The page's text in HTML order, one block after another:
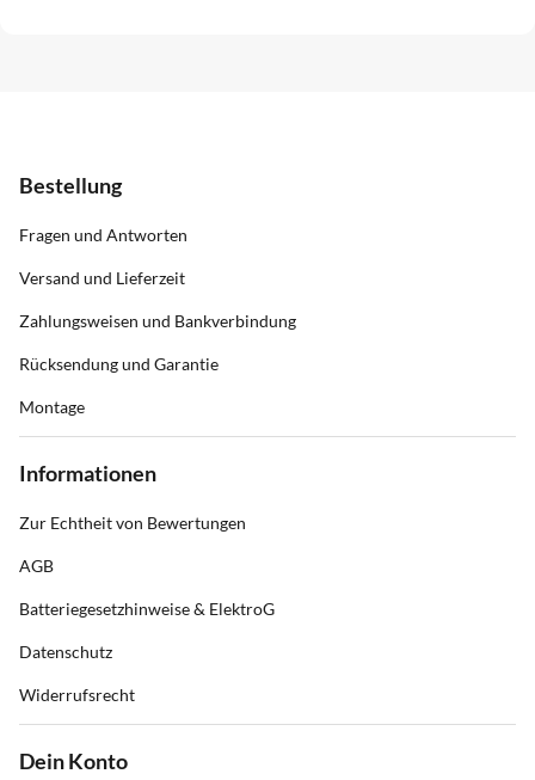
Bestellung
Fragen und Antworten
Versand und Lieferzeit
Zahlungsweisen und Bankverbindung
Rücksendung und Garantie
Montage
Informationen
Zur Echtheit von Bewertungen
AGB
Batteriegesetzhinweise & ElektroG
Datenschutz
Widerrufsrecht
Dein Konto